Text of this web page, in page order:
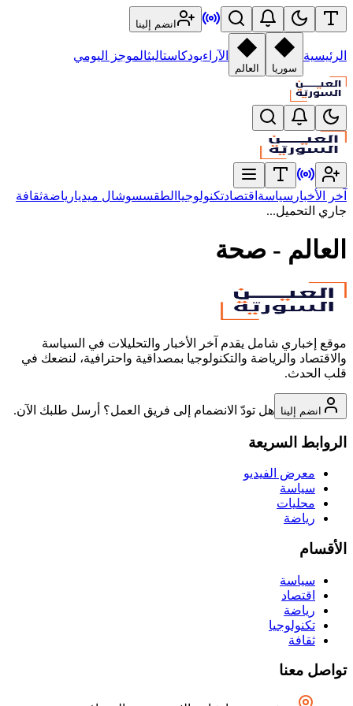
انضم إلينا
الرئيسية
سوريا العالم
الآراءبودكاستالبثالموجز اليومي
آخر الأخبار سياسة اقتصادتكنولوجيا الطقسسوشال ميديارياضةثقافة
جاري التحميل...
العالم - صحة
موقع إخباري شامل يقدم آخر الأخبار والتحليلات في السياسة
والاقتصاد والرياضة والتكنولوجيا بمصداقية واحترافية، لنضعك في
قلب الحدث.
انضم إلينا هل تودّ الانضمام إلى فريق العمل؟ أرسل طلبك الآن.
الروابط السريعة
معرض الفيديو
سياسة
محليات
رياضة
الأقسام
سياسة
اقتصاد
رياضة
تكنولوجيا
ثقافة
تواصل معنا